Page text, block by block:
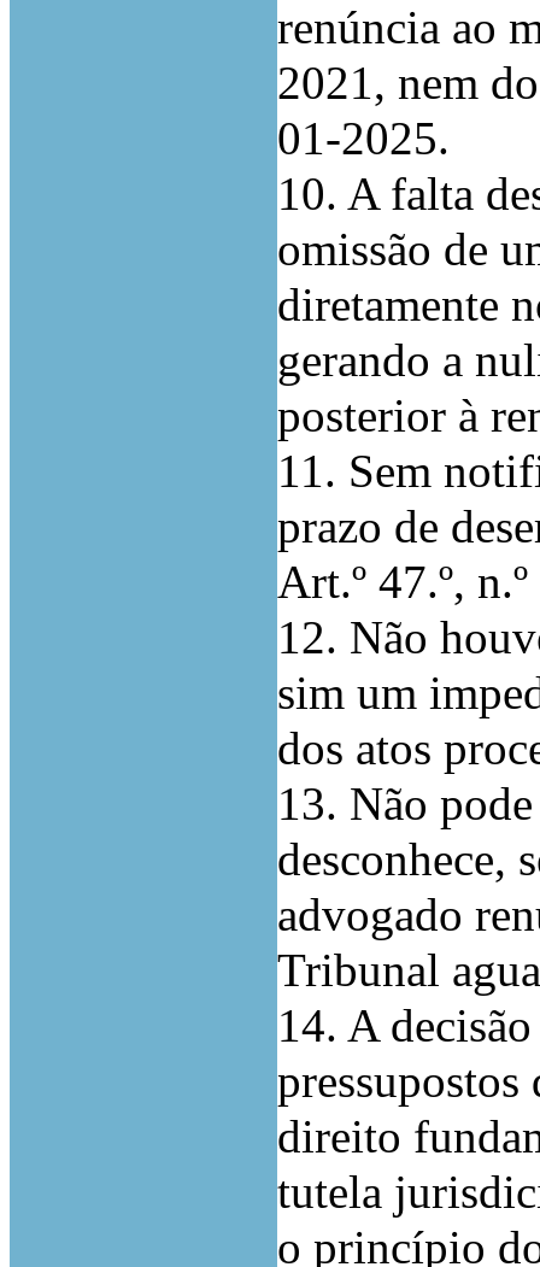
renúncia ao
2021, nem
01-2025.
10. A falta
omissão de
diretamente
gerando a
posterior à
11. Sem
prazo de
Art.º 47.º,
12. Não
sim um
dos atos
13. Não
desconhece,
advogado
Tribunal
14. A
direito
tutela
o princípio